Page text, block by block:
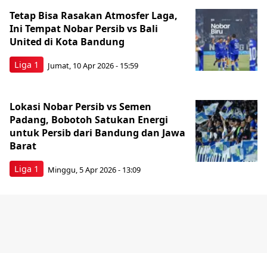
Liga 1
Tetap Bisa Rasakan Atmosfer Laga,
Ini Tempat Nobar Persib vs Bali
United di Kota Bandung
Jumat, 10 Apr 2026 - 15:59
Liga 1
Lokasi Nobar Persib vs Semen
Padang, Bobotoh Satukan Energi
untuk Persib dari Bandung dan Jawa
Barat
Minggu, 5 Apr 2026 - 13:09